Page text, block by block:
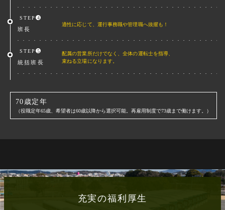
4
班長
適性に応じて、運行事務職や管理職へ抜擢も！
5
統括班長
配属の営業所だけでなく、全体の運転士を指導、
束ねる立場になります。
70歳定年
（役職定年65歳、希望者は60歳以降から選択可能。再雇用制度で73歳まで働けます。）
充実の福利厚生